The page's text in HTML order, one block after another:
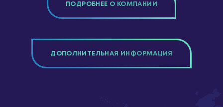
ПОДРОБНЕЕ О КОМПАНИИ
ДОПОЛНИТЕЛЬНАЯ ИНФОРМАЦИЯ